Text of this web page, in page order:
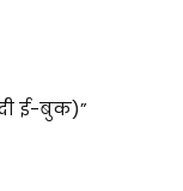
ई-बुक)”